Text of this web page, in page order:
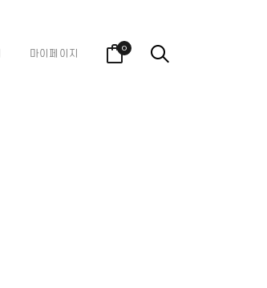
마이페이지 0